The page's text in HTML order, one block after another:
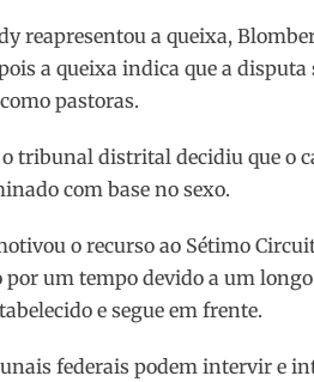
reapresentou a queixa,
a queixa indica que a disputa
pastoras.
tribunal distrital decidiu que o
com base no sexo.
o recurso ao Sétimo
um tempo devido a um
e segue em frente.
federais podem intervir e